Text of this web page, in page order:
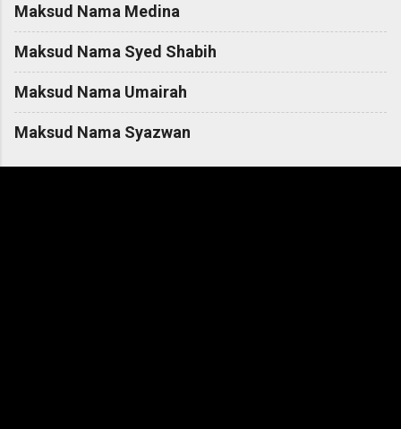
Maksud Nama Medina
Maksud Nama Syed Shabih
Maksud Nama Umairah
Maksud Nama Syazwan